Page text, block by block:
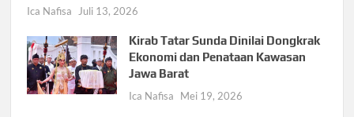
Ica Nafisa Juli 13, 2026
Kirab Tatar Sunda Dinilai Dongkrak
Ekonomi dan Penataan Kawasan
Jawa Barat
Ica Nafisa Mei 19, 2026